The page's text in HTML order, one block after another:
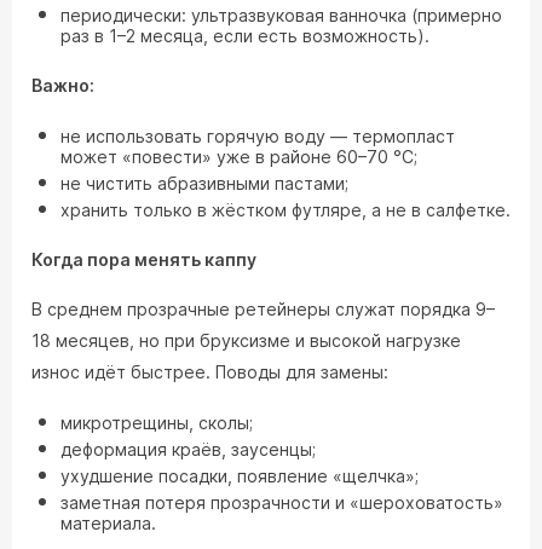
периодически: ультразвуковая ванночка (примерно
раз в 1–2 месяца, если есть возможность).
Важно:
не использовать горячую воду — термопласт
может «повести» уже в районе 60–70 °C;
не чистить абразивными пастами;
хранить только в жёстком футляре, а не в салфетке.
Когда пора менять каппу
В среднем прозрачные ретейнеры служат порядка 9–
18 месяцев, но при бруксизме и высокой нагрузке
износ идёт быстрее. Поводы для замены:
микротрещины, сколы;
деформация краёв, заусенцы;
ухудшение посадки, появление «щелчка»;
заметная потеря прозрачности и «шероховатость»
материала.